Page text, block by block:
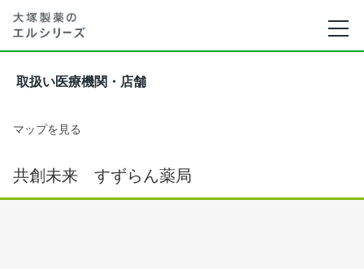
取扱い医療機関・店舗
マップを見る
共創未来 すずらん薬局